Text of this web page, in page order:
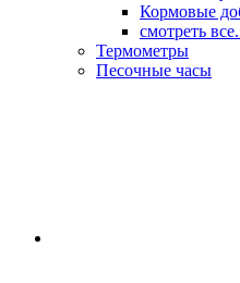
Кормовые
смотреть
Термометры
Песочные часы